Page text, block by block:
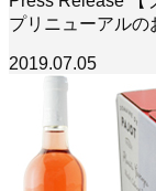
プリニューアルの
2019.07.05